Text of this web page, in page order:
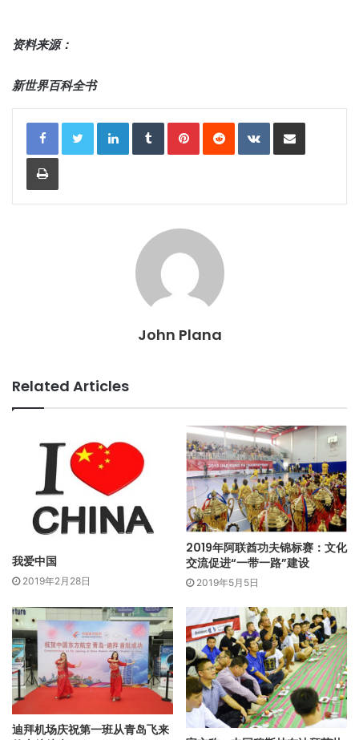
资料来源：
新世界百科全书
LinkedIn Tumblr Pinterest Reddit VKontakte
Print
John Plana
Related Articles
我爱中国
2019年2月28日
2019年阿联酋功夫锦标赛：文化
交流促进“一带一路”建设
2019年5月5日
迪拜机场庆祝第一班从青岛飞来